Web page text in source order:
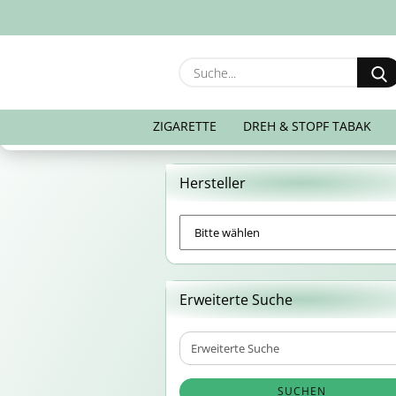
ZIGARETTE DREH & STOPF TABAK
Hersteller
Erweiterte Suche
Erweiterte
Suche
SUCHEN